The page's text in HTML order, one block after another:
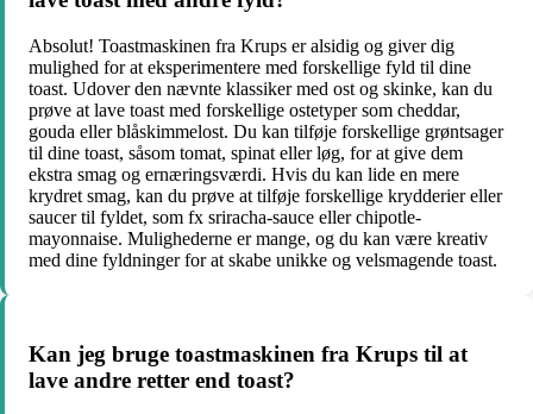
Absolut! Toastmaskinen fra Krups er alsidig og giver dig
mulighed for at eksperimentere med forskellige fyld til dine
toast. Udover den nævnte klassiker med ost og skinke, kan du
prøve at lave toast med forskellige ostetyper som cheddar,
gouda eller blåskimmelost. Du kan tilføje forskellige grøntsager
til dine toast, såsom tomat, spinat eller løg, for at give dem
ekstra smag og ernæringsværdi. Hvis du kan lide en mere
krydret smag, kan du prøve at tilføje forskellige krydderier eller
saucer til fyldet, som fx sriracha-sauce eller chipotle-
mayonnaise. Mulighederne er mange, og du kan være kreativ
med dine fyldninger for at skabe unikke og velsmagende toast.
Kan jeg bruge toastmaskinen fra Krups til at
lave andre retter end toast?